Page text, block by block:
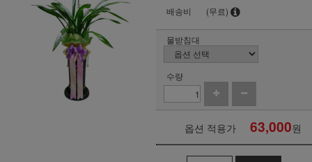
배송비
(무료)
물받침대
수량
옵션 적용가 63,000원